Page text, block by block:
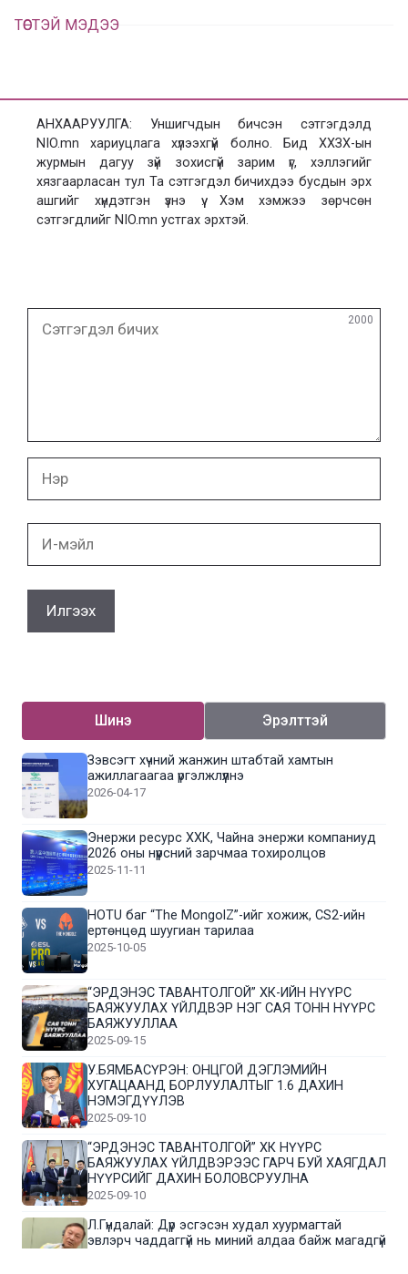
ТӨСТЭЙ МЭДЭЭ
АНХААРУУЛГА: Уншигчдын бичсэн сэтгэгдэлд
NIO.mn хариуцлага хүлээхгүй болно. Бид ХХЗХ-ын
журмын дагуу зүй зохисгүй зарим үг, хэллэгийг
хязгаарласан тул Та сэтгэгдэл бичихдээ бусдын эрх
ашгийг хүндэтгэн үзнэ үү. Хэм хэмжээ зөрчсөн
сэтгэгдлийг NIO.mn устгах эрхтэй.
бичих
2000
Шинэ Эрэлттэй
Зэвсэгт хүчний жанжин штабтай хамтын
ажиллагаагаа үргэлжлүүлнэ
2026-04-17
Энержи ресурс ХХК, Чайна энержи компаниуд
2026 оны нүүрсний зарчмаа тохиролцов
2025-11-11
HOTU баг “The MongolZ”-ийг хожиж, CS2-ийн
ертөнцөд шуугиан тарилаа
2025-10-05
“ЭРДЭНЭС ТАВАНТОЛГОЙ” ХК-ИЙН НҮҮРС
БАЯЖУУЛАХ ҮЙЛДВЭР НЭГ САЯ ТОНН НҮҮРС
БАЯЖУУЛЛАА
2025-09-15
У.БЯМБАСҮРЭН: ОНЦГОЙ ДЭГЛЭМИЙН
ХУГАЦААНД БОРЛУУЛАЛТЫГ 1.6 ДАХИН
НЭМЭГДҮҮЛЭВ
2025-09-10
“ЭРДЭНЭС ТАВАНТОЛГОЙ” ХК НҮҮРС
БАЯЖУУЛАХ ҮЙЛДВЭРЭЭС ГАРЧ БУЙ ХАЯГДАЛ
НҮҮРСИЙГ ДАХИН БОЛОВСРУУЛНА
2025-09-10
Л.Гүндалай: Дүр эсгэсэн худал хуурмагтай
эвлэрч чаддаггүй нь миний алдаа байж магадгүй